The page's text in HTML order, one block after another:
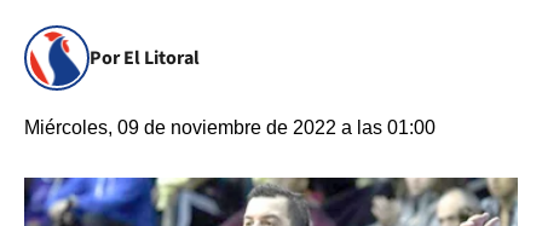
Por El Litoral
Miércoles, 09 de noviembre de 2022 a las 01:00